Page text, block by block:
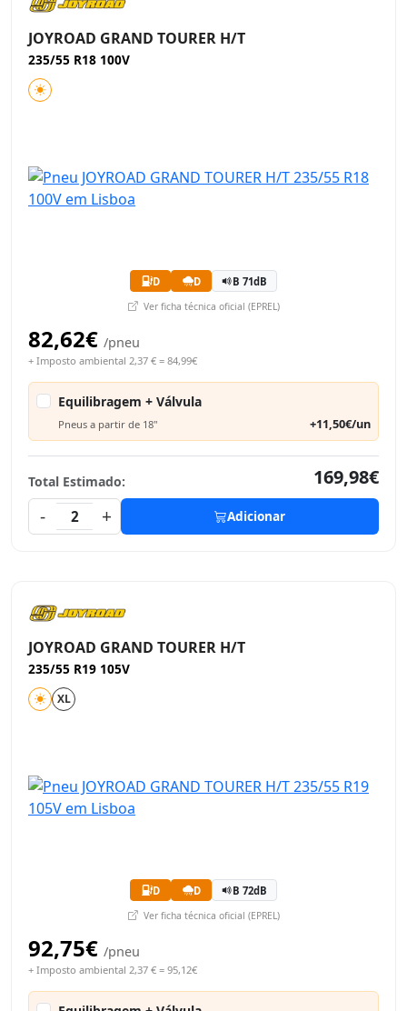
JOYROAD GRAND TOURER H/T
235/55 R18 100V
D D B 71dB
Ver ficha técnica oficial (EPREL)
82,62€ /pneu
+ Imposto ambiental 2,37 € = 84,99€
Equilibragem + Válvula
Pneus a partir de 18" +11,50€/un
Total Estimado:
169,98€
-
2 + Adicionar
JOYROAD GRAND TOURER H/T
235/55 R19 105V
XL
D D B 72dB
Ver ficha técnica oficial (EPREL)
92,75€ /pneu
+ Imposto ambiental 2,37 € = 95,12€